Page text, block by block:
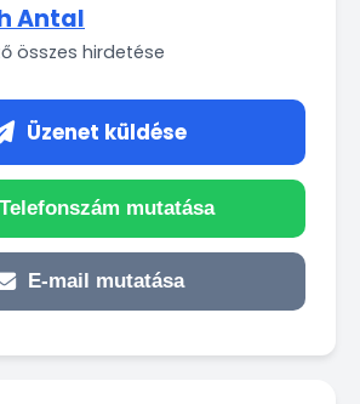
Antal
összes hirdetése
Üzenet küldése
Telefonszám mutatása
E-mail mutatása